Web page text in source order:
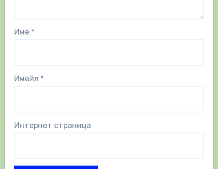
Име *
Имейл *
Интернет страница